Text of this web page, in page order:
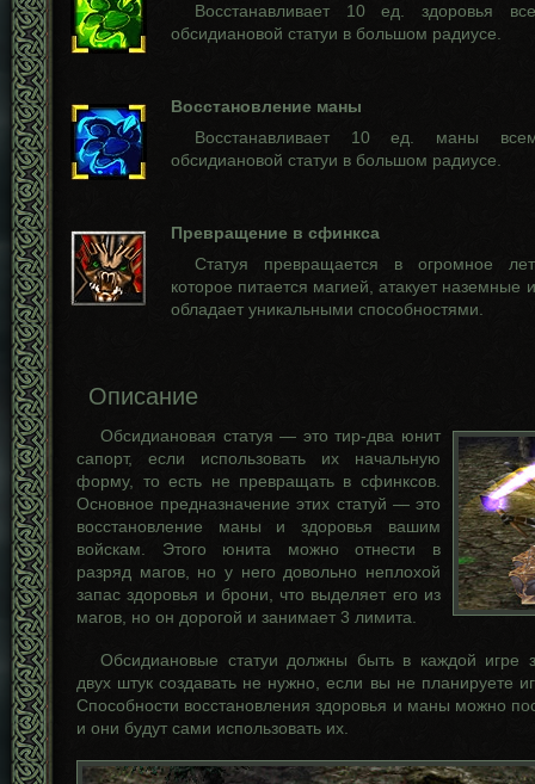
Восстанавливает 10 ед. здоровья
обсидиановой статуи в большом радиусе.
Восстановление маны
Восстанавливает 10 ед. маны
обсидиановой статуи в большом радиусе.
Превращение в сфинкса
Статуя превращается в огромное
которое питается магией, атакует наземные
обладает уникальными способностями.
Описание
Обсидиановая статуя — это тир-два юнит
сапорт, если использовать их начальную
форму, то есть не превращать в сфинксов.
Основное предназначение этих статуй — это
восстановление маны и здоровья вашим
войскам. Этого юнита можно отнести в
разряд магов, но у него довольно неплохой
запас здоровья и брони, что выделяет его из
магов, но он дорогой и занимает 3 лимита.
Обсидиановые статуи должны быть в каждой игре
двух штук создавать не нужно, если вы не планируете
Способности восстановления здоровья и маны можно
и они будут сами использовать их.